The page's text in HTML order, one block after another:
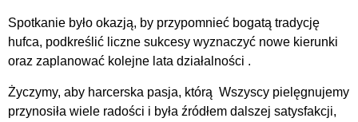
Spotkanie było okazją, by przypomnieć bogatą tradycję
hufca, podkreślić liczne sukcesy wyznaczyć nowe kierunki
oraz zaplanować kolejne lata działalności .
Życzymy, aby harcerska pasja, którą Wszyscy pielęgnujemy
przynosiła wiele radości i była źródłem dalszej satysfakcji,